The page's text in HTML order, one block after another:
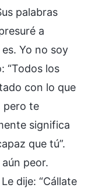
palabras
a
Yo no soy
“Todos los
con lo que
pero te
significa
que tú”.
peor.
dije: “Cállate